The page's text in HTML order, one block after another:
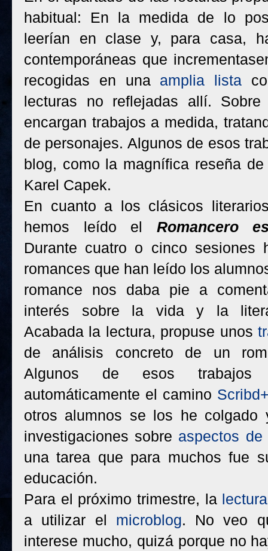
habitual: En la medida de lo
leerían en clase y, para casa,
contemporáneas que
recogidas en una amplia lista
lecturas no reflejadas allí.
encargan trabajos a medida,
de personajes. Algunos de esos
blog, como la magnífica reseña
Karel Capek.
En cuanto a los clásicos
hemos leído el Romancero
Durante cuatro o cinco sesiones
romances que han leído los
romance nos daba pie a
interés sobre la vida y la
Acabada la lectura, propuse unos
de análisis concreto de un
Algunos de esos trabajos
automáticamente el camino
otros alumnos se los he colgado
investigaciones sobre aspectos
una tarea que para muchos fue
educación.
Para el próximo trimestre, la
a utilizar el microblog. No veo
interese mucho, quizá porque no